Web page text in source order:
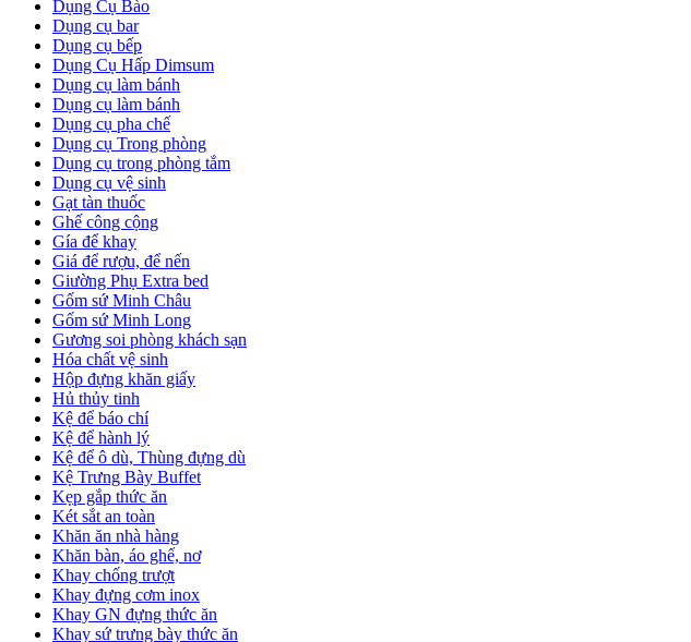
Dụng Cụ Bào
Dụng cụ bar
Dụng cụ bếp
Dụng Cụ Hấp Dimsum
Dụng cụ làm bánh
Dụng cụ làm bánh
Dụng cụ pha chế
Dụng cụ Trong phòng
Dụng cụ trong phòng tắm
Dụng cụ vệ sinh
Gạt tàn thuốc
Ghế công cộng
Gía để khay
Giá để rượu, để nến
Giường Phụ Extra bed
Gốm sứ Minh Châu
Gốm sứ Minh Long
Gương soi phòng khách sạn
Hóa chất vệ sinh
Hộp đựng khăn giấy
Hủ thủy tinh
Kệ để báo chí
Kệ để hành lý
Kệ để ô dù, Thùng đựng dù
Kệ Trưng Bày Buffet
Kẹp gắp thức ăn
Két sắt an toàn
Khăn ăn nhà hàng
Khăn bàn, áo ghế, nơ
Khay chống trượt
Khay đựng cơm inox
Khay GN đựng thức ăn
Khay sứ trưng bày thức ăn